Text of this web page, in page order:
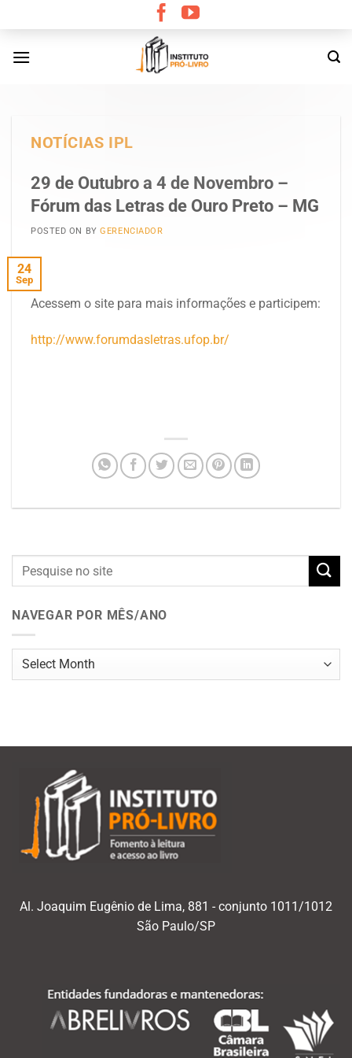
content
NOTÍCIAS IPL
29 de Outubro a 4 de Novembro –
Fórum das Letras de Ouro Preto – MG
POSTED ON BYGERENCIADOR
24
Sep
Acessem o site para mais informações e participem:
http://www.forumdasletras.ufop.br/
NAVEGAR POR MÊS/ANO
Navegar
Al. Joaquim Eugênio de Lima, 881 - conjunto 1011/1012
São Paulo/SP